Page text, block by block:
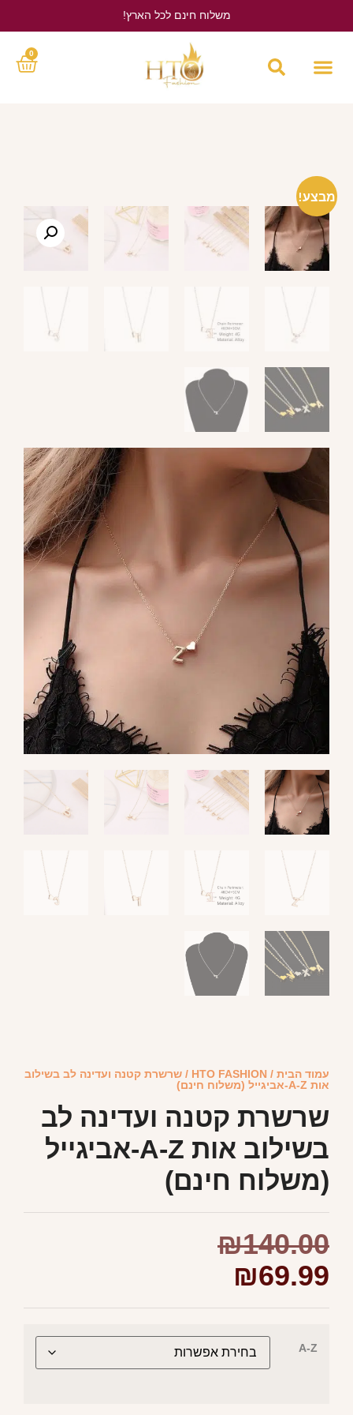
משלוח חינם לכל הארץ!
0
מבצע!
עמוד הבית /
HTO FASHION / שרשרת קטנה ועדינה לב בשילוב
אות A-Z-אביגייל (משלוח חינם)
שרשרת קטנה ועדינה לב
בשילוב אות A-Z-אביגייל
(משלוח חינם)
₪140.00
₪69.99
A-Z